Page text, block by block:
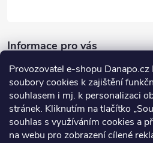
Provozovatel e-shopu
soubory cookies k zajištění
souhlasem i mj. k personalizaci
stránek. Kliknutím na tlačítko
souhlas s využíváním cookies a
na webu pro zobrazení cílené
Informace pro vás
Dotazník
Co upřednosťnujete?
Počet hlasů:437